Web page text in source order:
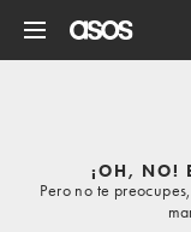
¡OH, NO!
Pero no te